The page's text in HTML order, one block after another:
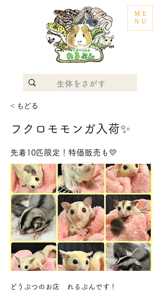
ME
NU
< もどる
フクロモモンガ入荷✨
先着10匹限定！特価販売も💛
どうぶつのお店　れるぶんです！